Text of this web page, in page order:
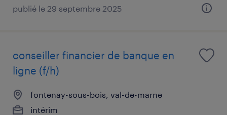
publié le 29 septembre 2025
conseiller financier de banque en
ligne (f/h)
fontenay-sous-bois, val-de-marne
intérim